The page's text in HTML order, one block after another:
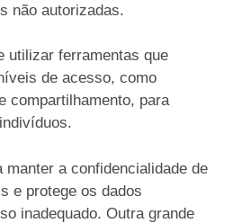
não autorizadas.
utilizar ferramentas que
de acesso, como
compartilhamento, para
manter a confidencialidade de
e protege os dados
inadequado. Outra grande